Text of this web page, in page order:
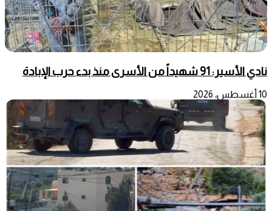
نادي الأسير: 91 شهيداً من الأسرى منذ بدء حرب الإبادة
10 أغسطس، 2026